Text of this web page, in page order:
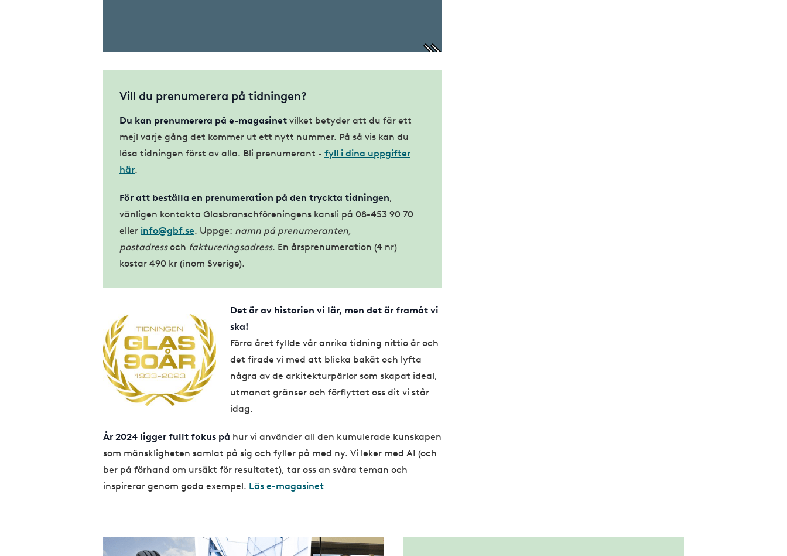
Vill du prenumerera på tidningen?
Du kan prenumerera på e-magasinet vilket betyder att du får ett
mejl varje gång det kommer ut ett nytt nummer. På så vis kan du
läsa tidningen först av alla. Bli prenumerant - fyll i dina uppgifter
här.
För att beställa en prenumeration på den tryckta tidningen,
vänligen kontakta Glasbranschföreningens kansli på 08-453 90 70
eller info@gbf.se. Uppge: namn på prenumeranten,
postadressoch faktureringsadress. En årsprenumeration (4 nr)
kostar 490 kr (inom Sverige).
m
a
g
Det är av historien vi lär, men det är framåt vi
ska!
Förra året fyllde vår anrika tidning nittio år och
det firade vi med att blicka bakåt och lyfta
några av de arkitekturpärlor som skapat ideal,
utmanat gränser och förflyttat oss dit vi står
idag.
År 2024 ligger fullt fokus på hur vi använder all den kumulerade kunskapen
som mänskligheten samlat på sig och fyller på med ny. Vi leker med AI (och
ber på förhand om ursäkt för resultatet), tar oss an svåra teman och
inspirerar genom goda exempel. Läs e-magasinet